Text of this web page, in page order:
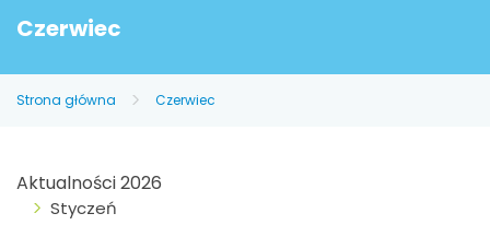
Czerwiec
Strona główna Czerwiec
Aktualności 2026
Styczeń